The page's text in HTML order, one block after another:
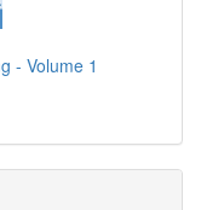
- Volume 1